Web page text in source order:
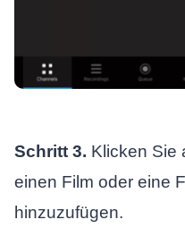
Schritt 3. Klicken Sie
einen Film oder eine
hinzuzufügen.